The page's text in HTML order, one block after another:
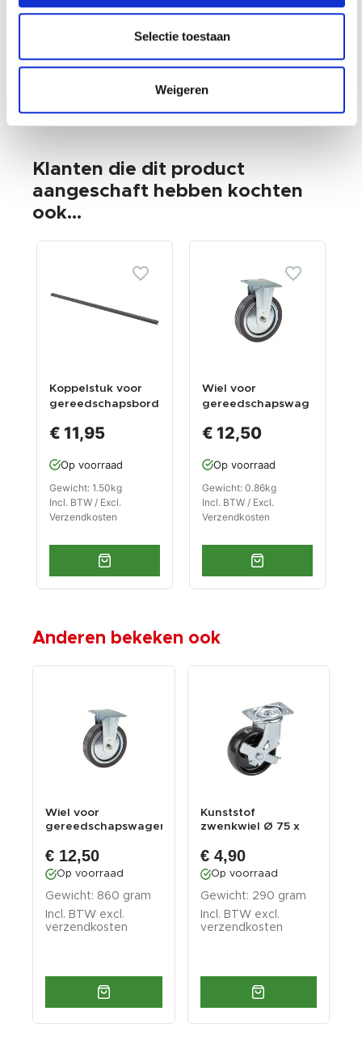
Selectie toestaan
Weigeren
Klanten die dit product
aangeschaft hebben kochten
ook...
Koppelstuk voor
gereedschapsbord
werkplaatskasten
premium zwart
€ 11,95
Op voorraad
Gewicht: 1.50kg
Incl. BTW / Excl.
Verzendkosten
Wiel voor
gereedschapswag
0704
€ 12,50
Op voorraad
Gewicht: 0.86kg
Incl. BTW / Excl.
Verzendkosten
Anderen bekeken ook
Wiel voor
gereedschapswagens
€ 12,50
Op voorraad
Gewicht: 860 gram
Incl. BTW excl.
verzendkosten
Kunststof
zwenkwiel Ø 75 x
€ 4,90
Op voorraad
Gewicht: 290 gram
Incl. BTW excl.
verzendkosten